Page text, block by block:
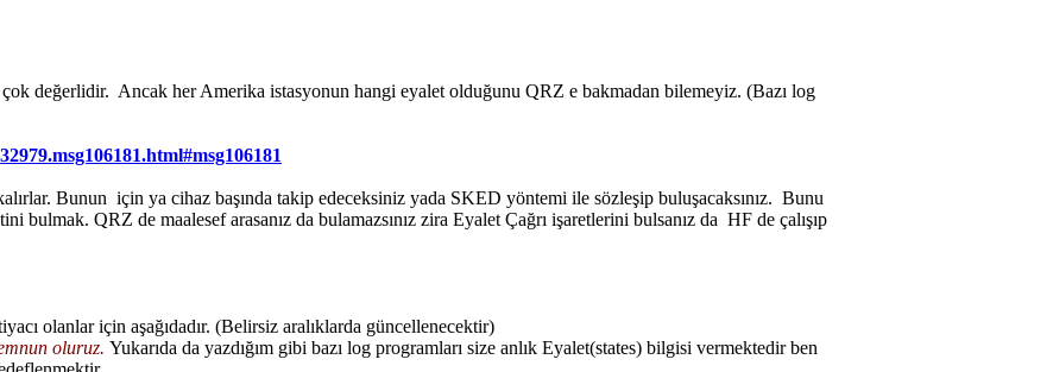
değerlidir. Ancak her Amerika istasyonun hangi eyalet olduğunu QRZ e bakmadan bilemeyiz. (Bazı log
Bunun için ya cihaz başında takip edeceksiniz yada SKED yöntemi ile sözleşip buluşacaksınız. Bunu
QRZ de maalesef arasanız da bulamazsınız zira Eyalet Çağrı işaretlerini bulsanız da HF de çalışıp
olanlar için aşağıdadır. (Belirsiz aralıklarda güncellenecektir)
oluruz. Yukarıda da yazdığım gibi bazı log programları size anlık Eyalet(states) bilgisi vermektedir ben